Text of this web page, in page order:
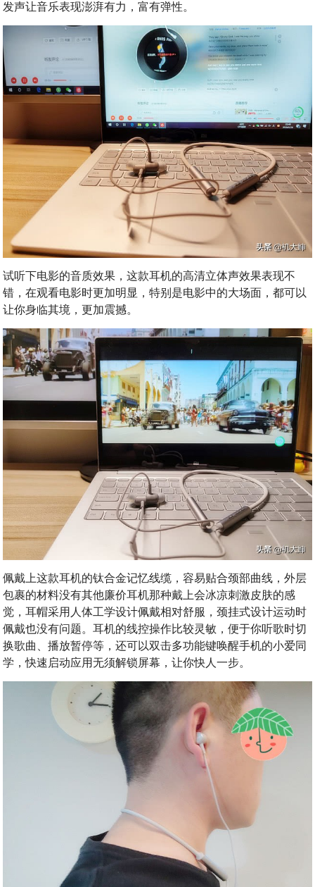
发声让音乐表现澎湃有力，富有弹性。
试听下电影的音质效果，这款耳机的高清立体声效果表现不
错，在观看电影时更加明显，特别是电影中的大场面，都可以
让你身临其境，更加震撼。
佩戴上这款耳机的钛合金记忆线缆，容易贴合颈部曲线，外层
包裹的材料没有其他廉价耳机那种戴上会冰凉刺激皮肤的感
觉，耳帽采用人体工学设计佩戴相对舒服，颈挂式设计运动时
佩戴也没有问题。耳机的线控操作比较灵敏，便于你听歌时切
换歌曲、播放暂停等，还可以双击多功能键唤醒手机的小爱同
学，快速启动应用无须解锁屏幕，让你快人一步。